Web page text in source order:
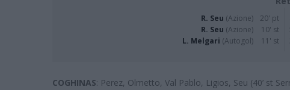
R. Seu (Azione)
20' pt
R. Seu (Azione)
10' st
L. Melgari (Autogol) 11' st
COGHINAS: Perez, Olmetto, Val Pablo, Ligios, Seu (40’ st